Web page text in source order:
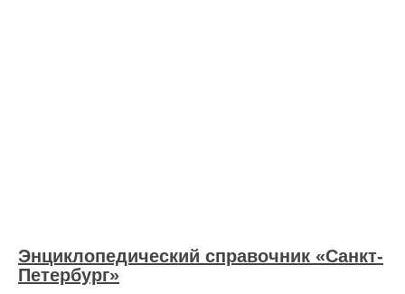
Энциклопедический справочник «Санкт-
Петербург»